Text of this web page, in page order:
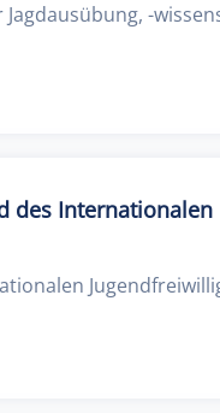
-
des Internationalen